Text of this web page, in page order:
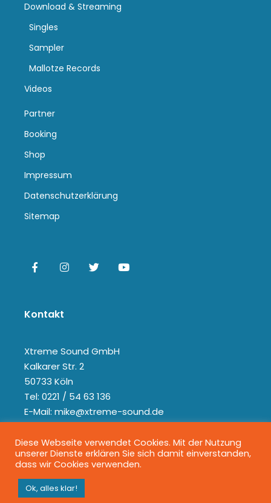
Download & Streaming
Singles
Sampler
Mallotze Records
Videos
Partner
Booking
Shop
Impressum
Datenschutzerklärung
Sitemap
Kontakt
Xtreme Sound GmbH
Kalkarer Str. 2
50733 Köln
Tel: 0221 / 54 63 136
E-Mail: mike@xtreme-sound.de
Diese Webseite verwendet Cookies. Mit der Nutzung
unserer Dienste erklären Sie sich damit einverstanden,
dass wir Cookies verwenden.
Ok, alles klar!